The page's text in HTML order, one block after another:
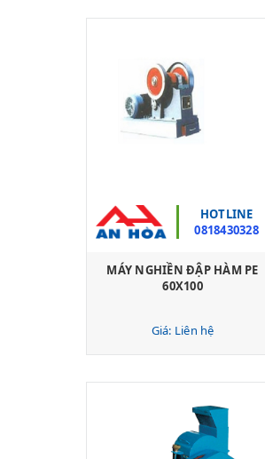
HOTLINE
0818430328
MÁY NGHIỀN ĐẬP HÀM PE
60X100
Giá: Liên hệ